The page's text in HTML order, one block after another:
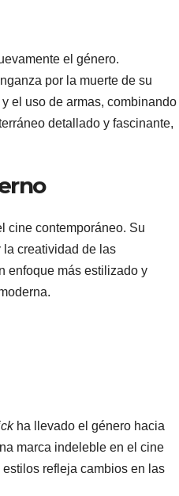
el género.
por la muerte de su
el uso de armas, combinando
detallado y fascinante,
cine contemporáneo. Su
creatividad de las
enfoque más estilizado y
ha llevado el género hacia
marca indeleble en el cine
refleja cambios en las